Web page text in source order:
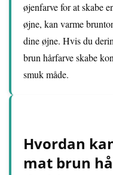
øjenfarve for at skabe
øjne, kan varme
dine øjne. Hvis du
brun hårfarve skabe
smuk måde.
Hvordan
mat brun